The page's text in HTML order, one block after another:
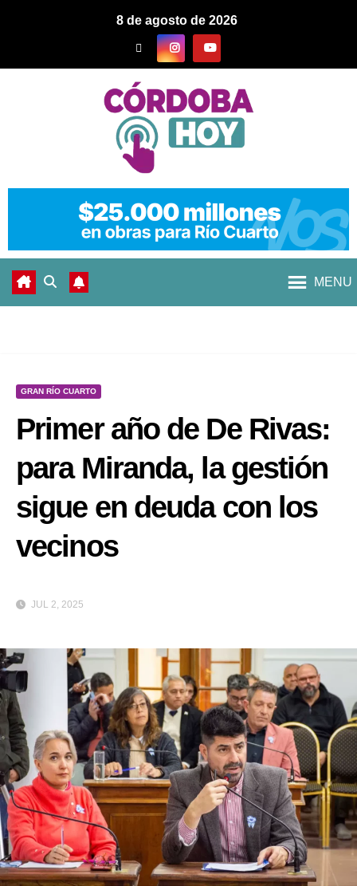
8 de agosto de 2026
MENU
GRAN RÍO CUARTO
Primer año de De Rivas:
para Miranda, la gestión
sigue en deuda con los
vecinos
JUL 2, 2025